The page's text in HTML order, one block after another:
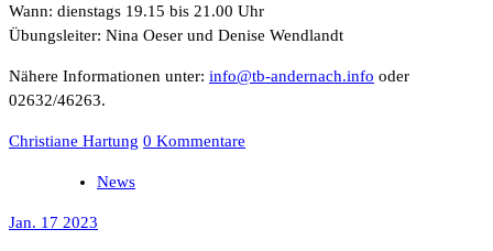
Wann: dienstags 19.15 bis 21.00 Uhr
Übungsleiter: Nina Oeser und Denise Wendlandt
Nähere Informationen unter: info@tb-andernach.info oder
02632/46263.
Christiane Hartung 0 Kommentare
News
Jan. 17 2023